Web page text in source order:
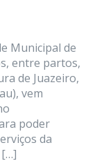
Municipal de
entre partos,
de Juazeiro,
vem
poder
da
[…]